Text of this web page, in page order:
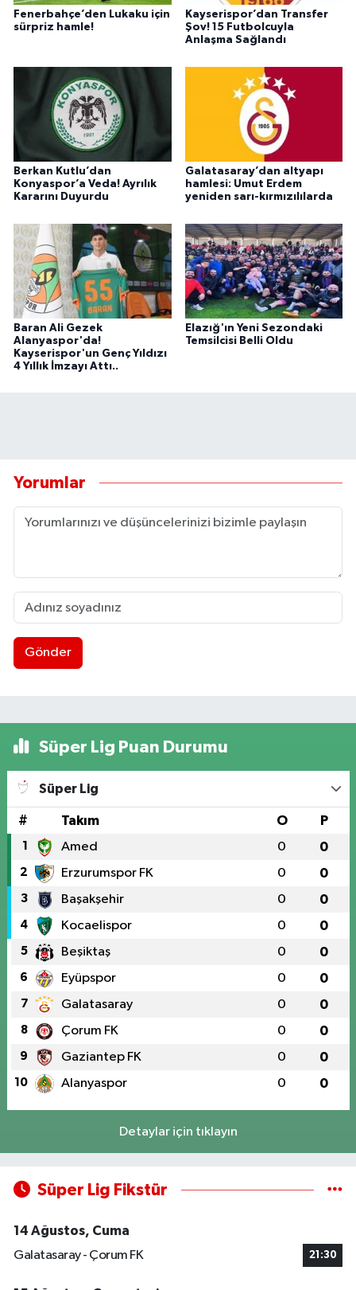
Fenerbahçe’den Lukaku için
sürpriz hamle!
Kayserispor’dan Transfer
Şov! 15 Futbolcuyla
Anlaşma Sağlandı
Berkan Kutlu’dan
Konyaspor’a Veda! Ayrılık
Kararını Duyurdu
Galatasaray’dan altyapı
hamlesi: Umut Erdem
yeniden sarı-kırmızılılarda
Baran Ali Gezek
Alanyaspor'da!
Kayserispor'un Genç Yıldızı
4 Yıllık İmzayı Attı..
Elazığ'ın Yeni Sezondaki
Temsilcisi Belli Oldu
Yorumlar
Gönder
Süper Lig Puan Durumu
Süper Lig
# Takım O P
1 Amed 0 0
2 Erzurumspor FK 0 0
3 Başakşehir 0 0
4 Kocaelispor 0 0
5 Beşiktaş 0 0
6 Eyüpspor 0 0
7 Galatasaray 0 0
8 Çorum FK 0 0
9 Gaziantep FK 0 0
10 Alanyaspor 0 0
Detaylar için tıklayın
Süper Lig Fikstür
14 Ağustos, Cuma
Galatasaray - Çorum FK
21:30